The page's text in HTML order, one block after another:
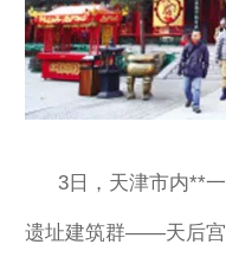
3日，天津市内**
遗址建筑群——天后宫